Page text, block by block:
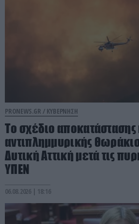
PRONEWS.GR / ΚΥΒΕΡΝΗΣΗ
Το σχέδιο αποκατάστασης
αντιπλημμυρικής
Δυτική Αττική μετά τις
ΥΠΕΝ
06.08.2026 | 18:16